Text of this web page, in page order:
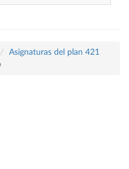
Asignaturas del plan 421